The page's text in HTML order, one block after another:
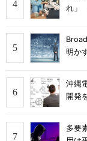
れ」
明か
沖縄
開発
多要